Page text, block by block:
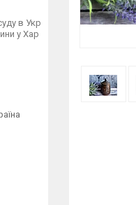
в Укр
у Хар